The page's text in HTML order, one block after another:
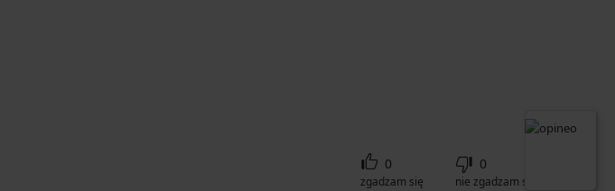
0
zgadzam się
0
nie zgadzam się